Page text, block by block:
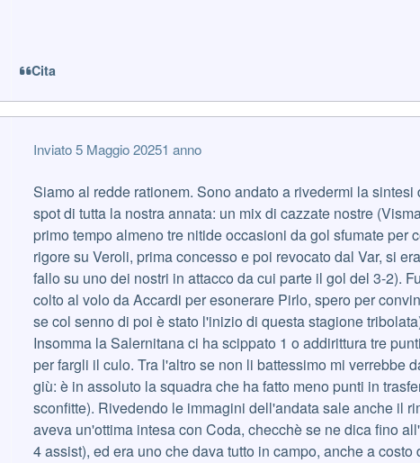
Cita
Inviato5 Maggio 20251 anno
Siamo al redde rationem. Sono andato a rivedermi la
spot di tutta la nostra annata: un mix di cazzate nostre
primo tempo almeno tre nitide occasioni da gol sfumate per
rigore su Veroli, prima concesso e poi revocato dal Var, si
fallo su uno dei nostri in attacco da cui parte il gol del 3-2).
colto al volo da Accardi per esonerare Pirlo, spero per
se col senno di poi è stato l'inizio di questa stagione
Insomma la Salernitana ci ha scippato 1 o addirittura tre
per fargli il culo. Tra l'altro se non li battessimo mi verrebbe
giù: è in assoluto la squadra che ha fatto meno punti in
sconfitte). Rivedendo le immagini dell'andata sale anche il
aveva un'ottima intesa con Coda, checchè se ne dica fino
4 assist), ed era uno che dava tutto in campo, anche a costo